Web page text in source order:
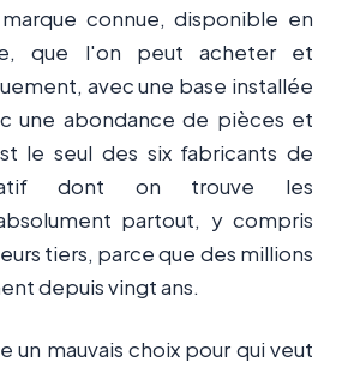
connue, disponible en
que l'on peut acheter et
avec une base installée
une abondance de pièces et
le seul des six fabricants de
dont on trouve les
partout, y compris
tiers, parce que des millions
depuis vingt ans.
un mauvais choix pour qui veut